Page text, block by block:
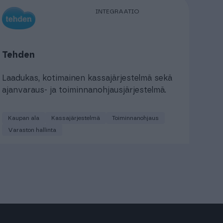
INTEGRAATIO
Tehden
Laadukas, kotimainen kassajärjestelmä sekä
ajanvaraus- ja toiminnanohjausjärjestelmä.
Kaupan ala Kassajärjestelmä Toiminnanohjaus
Varaston hallinta